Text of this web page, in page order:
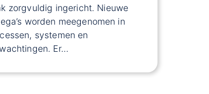
zorgvuldig ingericht. Nieuwe
worden meegenomen in
systemen en
Er…